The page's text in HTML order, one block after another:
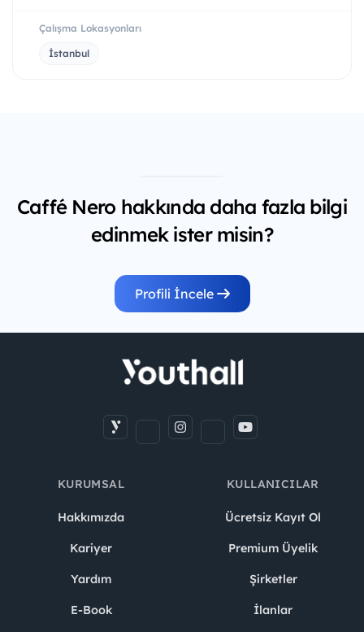
Çalışma Lokasyonları
İstanbul
Caffé Nero hakkında daha fazla bilgi
edinmek ister misin?
Profili İncele
KURUMSAL
Hakkımızda
Kariyer
Yardım
E-Book
KULLANICILAR
Ücretsiz Kayıt Ol
Premium Üyelik
Şirketler
İlanlar